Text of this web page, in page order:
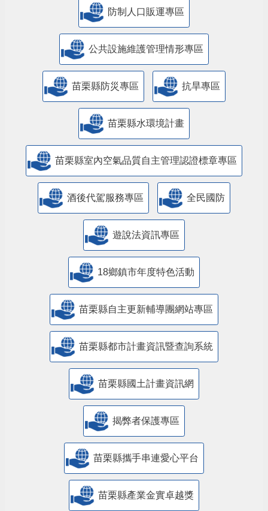
防制人口販運專區
​公共設施維護管理情形專區
苗栗縣防災專區 抗旱專區
苗栗縣水環境計畫
苗栗縣室內空氣品質自主管理認證標章專區
酒後代駕服務專區 全民國防
遊說法資訊專區
18鄉鎮市年度特色活動
苗栗縣自主更新輔導團網站專區
苗栗縣都市計畫資訊暨查詢系統
苗栗縣國土計畫資訊網
揭弊者保護專區
苗栗縣攜手串連愛心平台
苗栗縣產業金實卓越獎